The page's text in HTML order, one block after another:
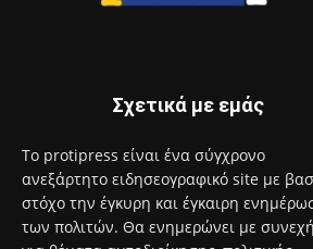
Σχετικά με εμάς
Το protipress είναι ένα σύγχρονο
ανεξάρτητο ειδησεογραφικό site με
στόχο την έγκυρη και έγκαιρη
των πολιτών. Θα ενημερώνει με